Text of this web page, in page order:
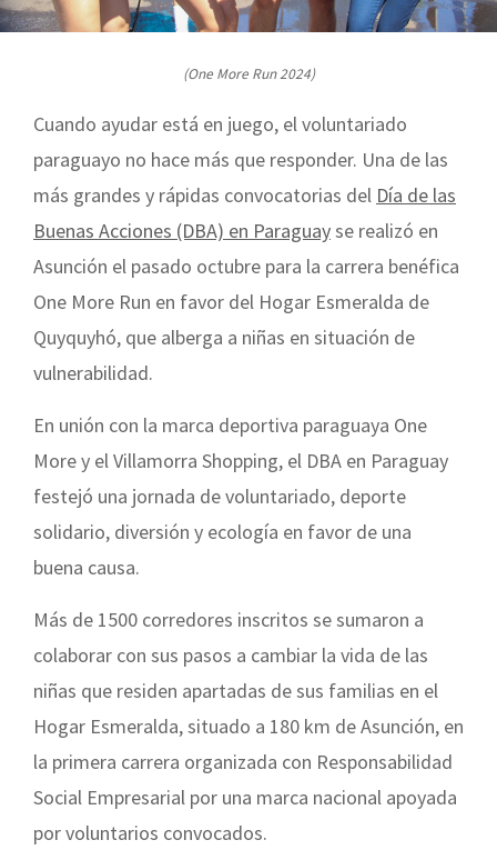
(One More Run 2024)
Cuando ayudar está en juego, el voluntariado
paraguayo no hace más que responder. Una de las
más grandes y rápidas convocatorias del Día de las
Buenas Acciones (DBA) en Paraguayse realizó en
Asunción el pasado octubre para la carrera benéfica
One More Run en favor del Hogar Esmeralda de
Quyquyhó, que alberga a niñas en situación de
vulnerabilidad.
En unión con la marca deportiva paraguaya One
More y el Villamorra Shopping, el DBA en Paraguay
festejó una jornada de voluntariado, deporte
solidario, diversión y ecología en favor de una
buena causa.
Más de 1500 corredores inscritos se sumaron a
colaborar con sus pasos a cambiar la vida de las
niñas que residen apartadas de sus familias en el
Hogar Esmeralda, situado a 180 km de Asunción, en
la primera carrera organizada con Responsabilidad
Social Empresarial por una marca nacional apoyada
por voluntarios convocados.